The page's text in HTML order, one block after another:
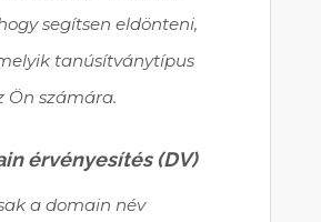
segítsen eldönteni,
tanúsítványtípus
Ön számára.
érvényesítés (DV)
a domain név